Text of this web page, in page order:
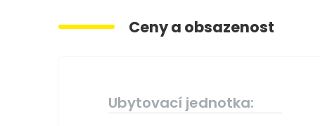
Ceny a obsazenost
Ubytovací jednotka: